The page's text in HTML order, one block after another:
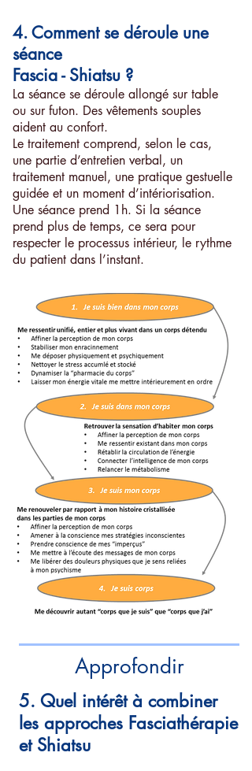
4. Comment se déroule une
séance
Fascia - Shiatsu ?
La séance se déroule allongé sur table
ou sur futon. Des vêtements souples
aident au confort.
Le traitement comprend, selon le cas,
une partie d’entretien verbal, un
traitement manuel, une pratique gestuelle
guidée et un moment d’intériorisation.
Une séance prend 1h. Si la séance
prend plus de temps, ce sera pour
respecter le processus intérieur, le rythme
du patient dans l’instant.
Approfondir
5. Quel intérêt à combiner
les approches Fasciathérapie
et Shiatsu